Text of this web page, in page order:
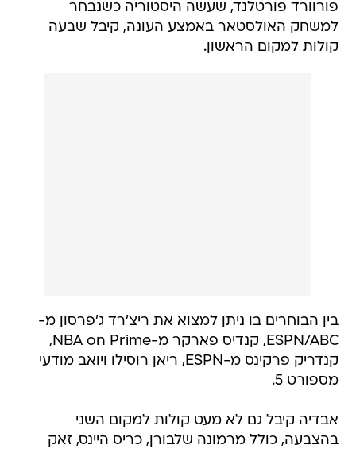
פורוורד פורטלנד, שעשה היסטוריה כשנבחר
למשחק האולסטאר באמצע העונה, קיבל שבעה
קולות למקום הראשון.
בין הבוחרים בו ניתן למצוא את ריצ'רד ג'פרסון מ-
ESPN/ABC, קנדיס פארקר מ-NBA on Prime,
קנדריק פרקינס מ-ESPN, ריאן רוסילו ויואב מודעי
מספורט 5.
אבדיה קיבל גם לא מעט קולות למקום השני
בהצבעה, כולל מרמונה שלבורן, כריס היינס, זאק